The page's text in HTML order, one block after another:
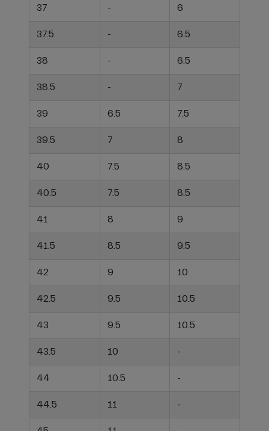
37 - 6
37.5 - 6.5
38 - 6.5
38.5 - 7
39 6.5 7.5
39.5 7 8
40 7.5 8.5
40.5 7.5 8.5
41 8 9
41.5 8.5 9.5
42 9 10
42.5 9.5 10.5
43 9.5 10.5
43.5 10 -
44 10.5 -
44.5 11 -